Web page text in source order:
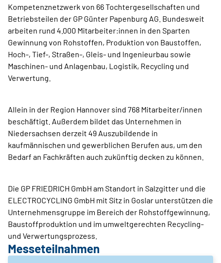
Kompetenznetzwerk von 66 Tochtergesellschaften und
Betriebsteilen der GP Günter Papenburg AG. Bundesweit
arbeiten rund 4.000 Mitarbeiter:innen in den Sparten
Gewinnung von Rohstoffen, Produktion von Baustoffen,
Hoch-, Tief-, Straßen-, Gleis- und Ingenieurbau sowie
Maschinen- und Anlagenbau, Logistik, Recycling und
Verwertung.
Allein in der Region Hannover sind 768 Mitarbeiter/innen
beschäftigt. Außerdem bildet das Unternehmen in
Niedersachsen derzeit 49 Auszubildende in
kaufmännischen und gewerblichen Berufen aus, um den
Bedarf an Fachkräften auch zukünftig decken zu können.
Die GP FRIEDRICH GmbH am Standort in Salzgitter und die
ELECTROCYCLING GmbH mit Sitz in Goslar unterstützen die
Unternehmensgruppe im Bereich der Rohstoffgewinnung,
Baustoffproduktion und im umweltgerechten Recycling-
und Verwertungsprozess.
Messeteilnahmen